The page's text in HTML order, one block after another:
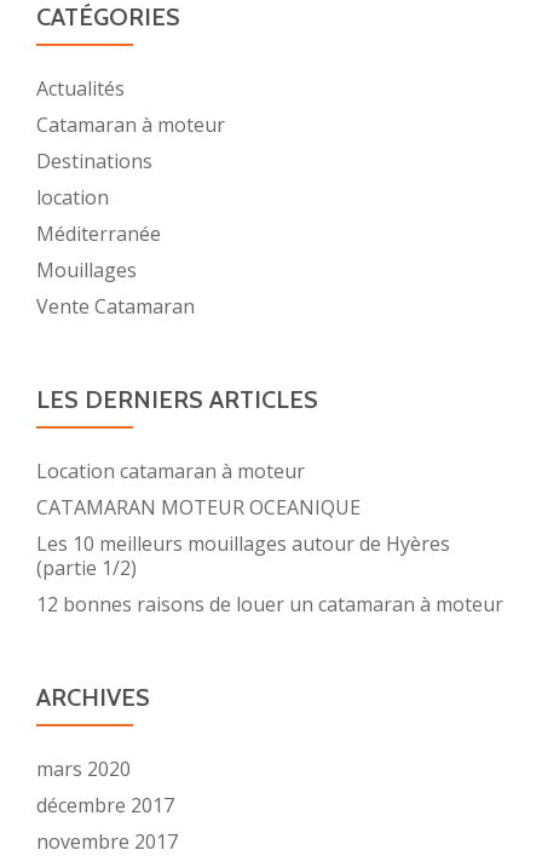
CATÉGORIES
Actualités
Catamaran à moteur
Destinations
location
Méditerranée
Mouillages
Vente Catamaran
LES DERNIERS ARTICLES
Location catamaran à moteur
CATAMARAN MOTEUR OCEANIQUE
Les 10 meilleurs mouillages autour de Hyères
(partie 1/2)
12 bonnes raisons de louer un catamaran à moteur
ARCHIVES
mars 2020
décembre 2017
novembre 2017